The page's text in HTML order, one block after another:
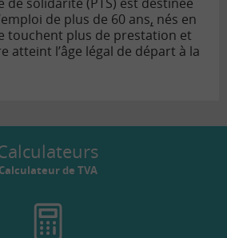
lien
de plus de 60 ans, nés en
touchent plus de prestation et
atteint l’âge légal de départ à la
Calculateur de TVA